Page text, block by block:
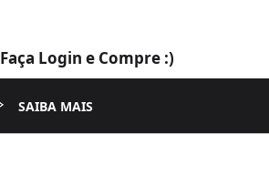
Faça Login e Compre :)
SAIBA MAIS